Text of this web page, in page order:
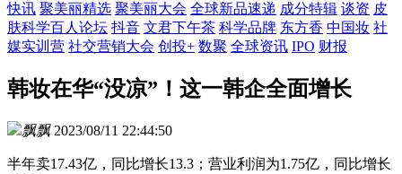
快讯 聚美丽精选 聚美丽大会 全球新品速递 成分特辑 谈资 皮
肤科学百人论坛 抖音 文君下午茶 科学品牌 东方香 中国妆 社
媒实训营 社交营销大会 创投+ 数聚 全球资讯 IPO 财报
韩妆在华“没凉”！这一韩企全面增长
飘飘 2023/08/11 22:44:50
半年卖17.43亿，同比增长13.3；营业利润为1.75亿，同比增长